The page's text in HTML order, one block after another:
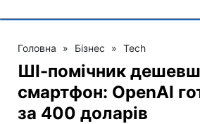
Головна » Бізнес » Tech
ШІ-помічник
смартфон: OpenAI
за 400 доларів